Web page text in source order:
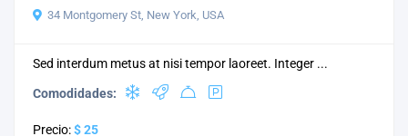
34 Montgomery St, New York, USA
Sed interdum metus at nisi tempor laoreet. Integer ...
Comodidades:
Precio:$ 25